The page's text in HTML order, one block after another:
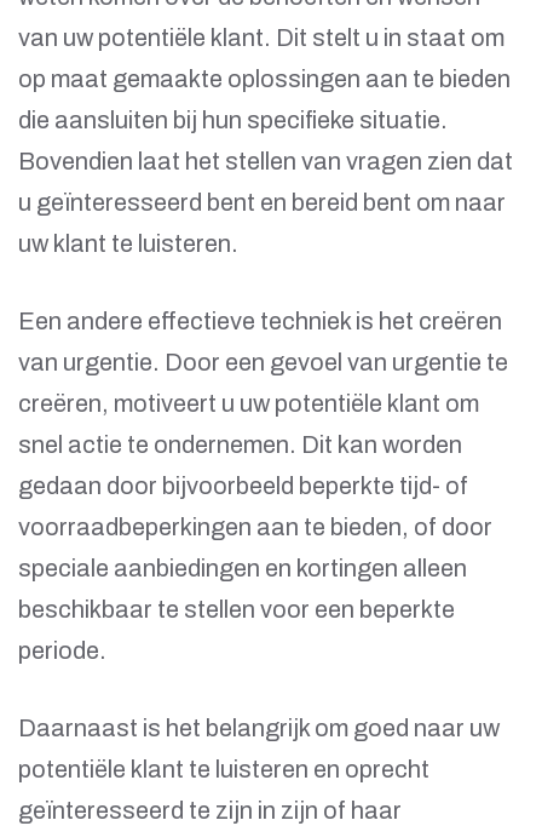
van uw potentiële klant. Dit stelt u in staat om
op maat gemaakte oplossingen aan te bieden
die aansluiten bij hun specifieke situatie.
Bovendien laat het stellen van vragen zien dat
u geïnteresseerd bent en bereid bent om naar
uw klant te luisteren.
Een andere effectieve techniek is het creëren
van urgentie. Door een gevoel van urgentie te
creëren, motiveert u uw potentiële klant om
snel actie te ondernemen. Dit kan worden
gedaan door bijvoorbeeld beperkte tijd- of
voorraadbeperkingen aan te bieden, of door
speciale aanbiedingen en kortingen alleen
beschikbaar te stellen voor een beperkte
periode.
Daarnaast is het belangrijk om goed naar uw
potentiële klant te luisteren en oprecht
geïnteresseerd te zijn in zijn of haar